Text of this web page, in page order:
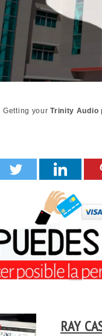
Getting yourTrinity Audio
RAY